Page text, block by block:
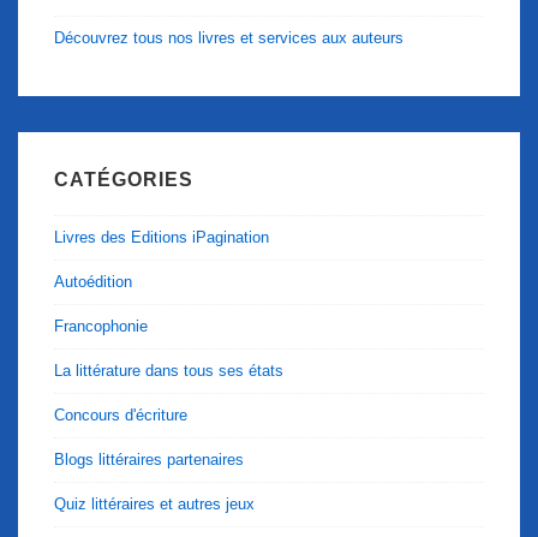
Découvrez tous nos livres et services aux auteurs
CATÉGORIES
Livres des Editions iPagination
Autoédition
Francophonie
La littérature dans tous ses états
Concours d'écriture
Blogs littéraires partenaires
Quiz littéraires et autres jeux